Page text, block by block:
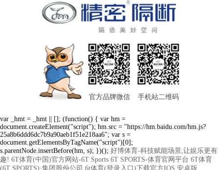
官方品牌微信 手机站二维码
var _hmt = _hmt || []; (function() { var hm =
document.createElement("script"); hm.src = "https://hm.baidu.com/hm.js?
25a8b6ddd6dc7b9a90aeb1f51e218aa6"; var s =
document.getElementsByTagName("script")[0];
s.parentNode.insertBefore(hm, s); })(); 好博体育-科技赋能场景,让娱乐更有
趣! 6T体育(中国)官方网站-6T Sports 6T SPORTS-体育官网平台 6T体育
(6T SPORTS)·集团股份公司 6t体育(登录入口)下载官方IOS 安卓版